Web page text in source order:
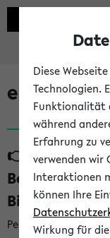
eKVV News
👉 Neue
Bielefeld
Per E-Mail
Diese
Technologien.
Funktionalität
während
Erfahrung zu
verwenden wir
Interaktionen
können Ihre
Wirkung für